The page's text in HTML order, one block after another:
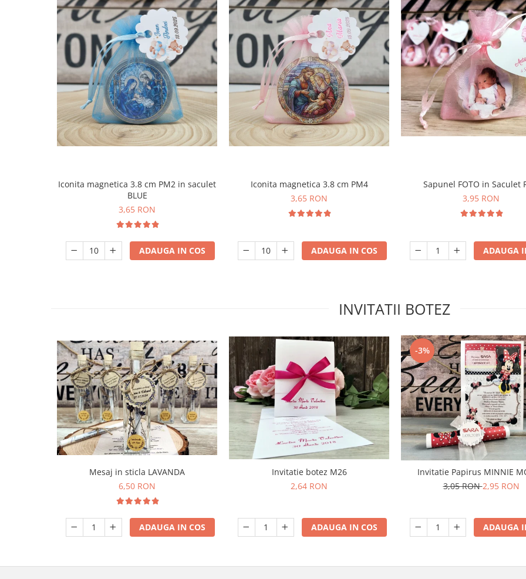
Iconita magnetica 3.8 cm PM2 in saculet
BLUE
3,65 RON
ADAUGA IN COS
Iconita magnetica 3.8 cm PM4
3,65 RON
ADAUGA IN COS
Sapunel FOTO in Saculet
3,95 RON
ADAUGA
INVITATII BOTEZ
Mesaj in sticla LAVANDA
6,50 RON
ADAUGA IN COS
Invitatie botez M26
2,64 RON
ADAUGA IN COS
-3%
Invitatie Papirus MINNIE
3,05 RON2,95 RON
ADAUGA